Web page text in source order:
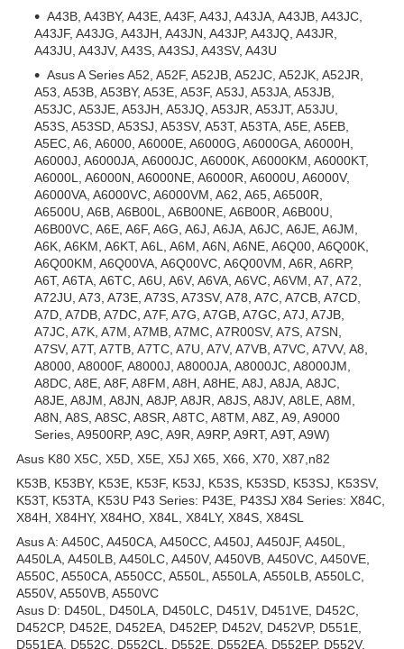
A43B, A43BY, A43E, A43F, A43J, A43JA, A43JB, A43JC,
A43JF, A43JG, A43JH, A43JN, A43JP, A43JQ, A43JR,
A43JU, A43JV, A43S, A43SJ, A43SV, A43U
Asus A Series A52, A52F, A52JB, A52JC, A52JK, A52JR,
A53, A53B, A53BY, A53E, A53F, A53J, A53JA, A53JB,
A53JC, A53JE, A53JH, A53JQ, A53JR, A53JT, A53JU,
A53S, A53SD, A53SJ, A53SV, A53T, A53TA, A5E, A5EB,
A5EC, A6, A6000, A6000E, A6000G, A6000GA, A6000H,
A6000J, A6000JA, A6000JC, A6000K, A6000KM, A6000KT,
A6000L, A6000N, A6000NE, A6000R, A6000U, A6000V,
A6000VA, A6000VC, A6000VM, A62, A65, A6500R,
A6500U, A6B, A6B00L, A6B00NE, A6B00R, A6B00U,
A6B00VC, A6E, A6F, A6G, A6J, A6JA, A6JC, A6JE, A6JM,
A6K, A6KM, A6KT, A6L, A6M, A6N, A6NE, A6Q00, A6Q00K,
A6Q00KM, A6Q00VA, A6Q00VC, A6Q00VM, A6R, A6RP,
A6T, A6TA, A6TC, A6U, A6V, A6VA, A6VC, A6VM, A7, A72,
A72JU, A73, A73E, A73S, A73SV, A78, A7C, A7CB, A7CD,
A7D, A7DB, A7DC, A7F, A7G, A7GB, A7GC, A7J, A7JB,
A7JC, A7K, A7M, A7MB, A7MC, A7R00SV, A7S, A7SN,
A7SV, A7T, A7TB, A7TC, A7U, A7V, A7VB, A7VC, A7VV, A8,
A8000, A8000F, A8000J, A8000JA, A8000JC, A8000JM,
A8DC, A8E, A8F, A8FM, A8H, A8HE, A8J, A8JA, A8JC,
A8JE, A8JM, A8JN, A8JP, A8JR, A8JS, A8JV, A8LE, A8M,
A8N, A8S, A8SC, A8SR, A8TC, A8TM, A8Z, A9, A9000
Series, A9500RP, A9C, A9R, A9RP, A9RT, A9T, A9W)
Asus K80 X5C, X5D, X5E, X5J X65, X66, X70, X87,n82
K53B, K53BY, K53E, K53F, K53J, K53S, K53SD, K53SJ, K53SV,
K53T, K53TA, K53U P43 Series: P43E, P43SJ X84 Series: X84C,
X84H, X84HY, X84HO, X84L, X84LY, X84S, X84SL
Asus A: A450C, A450CA, A450CC, A450J, A450JF, A450L,
A450LA, A450LB, A450LC, A450V, A450VB, A450VC, A450VE,
A550C, A550CA, A550CC, A550L, A550LA, A550LB, A550LC,
A550V, A550VB, A550VC
Asus D: D450L, D450LA, D450LC, D451V, D451VE, D452C,
D452CP, D452E, D452EA, D452EP, D452V, D452VP, D551E,
D551EA, D552C, D552CL, D552E, D552EA, D552EP, D552V,